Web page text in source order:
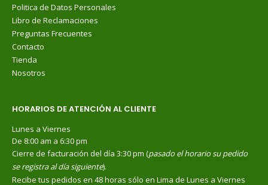
Politica de Datos Personales
Libro de Reclamaciones
Preguntas Frecuentes
Contacto
Tienda
Nosotros
HORARIOS DE ATENCIÓN AL CLIENTE
Lunes a Viernes
De 8:00 am a 6:30 pm
Cierre de facturación del día 3:30 pm (pasado el horario su pedido
se registra al día siguiente).
Recibe tus pedidos en 48 horas sólo en Lima de Lunes a Viernes